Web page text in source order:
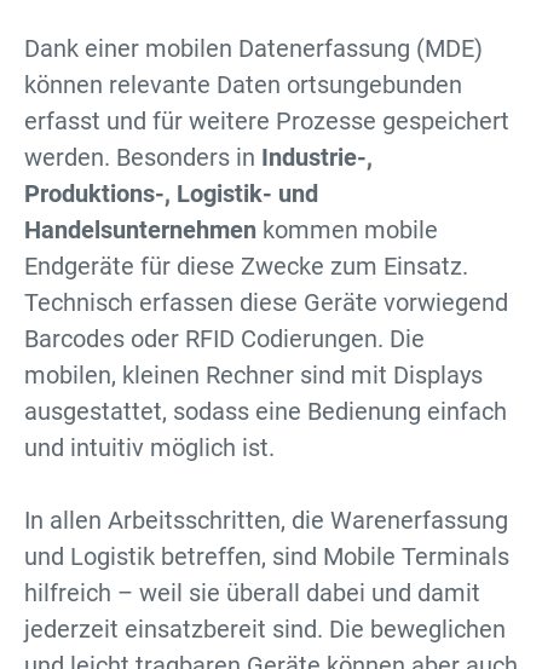
Dank einer mobilen Datenerfassung (MDE)
können relevante Daten ortsungebunden
erfasst und für weitere Prozesse gespeichert
werden. Besonders in Industrie-,
Produktions-, Logistik- und
Handelsunternehmen kommen mobile
Endgeräte für diese Zwecke zum Einsatz.
Technisch erfassen diese Geräte vorwiegend
Barcodes oder RFID Codierungen. Die
mobilen, kleinen Rechner sind mit Displays
ausgestattet, sodass eine Bedienung einfach
und intuitiv möglich ist.
In allen Arbeitsschritten, die Warenerfassung
und Logistik betreffen, sind Mobile Terminals
hilfreich – weil sie überall dabei und damit
jederzeit einsatzbereit sind. Die beweglichen